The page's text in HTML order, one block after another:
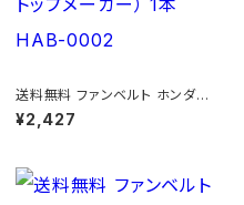
送料無料 ファンベルト ホンダ ラ
イフ 型式JB6 H15.09～H20.1
1 （国内トップメーカー） 1本 HA
¥2,427